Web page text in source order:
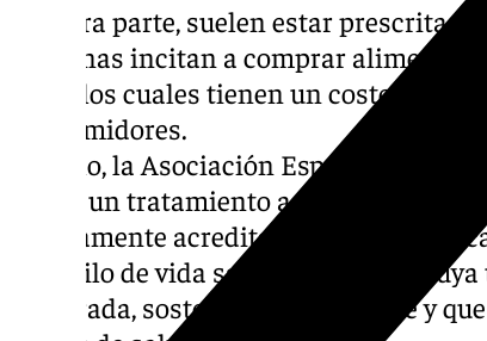
Por otra parte, suelen estar prescritas
y algunas incitan a comprar alimentos
dieta, los cuales tienen un coste
consumidores.
Por ello, la Asociación Española de
exista un tratamiento asesorado por
debidamente acreditado que nos
un estilo de vida saludable, que
moderada, sostenible, sustentable y